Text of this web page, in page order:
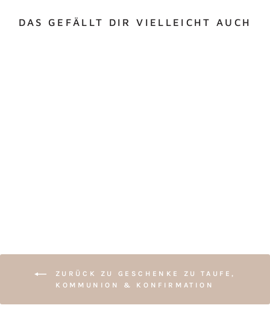
DAS GEFÄLLT DIR VIELLEICHT AUCH
ZURÜCK ZU GESCHENKE ZU TAUFE,
KOMMUNION & KONFIRMATION